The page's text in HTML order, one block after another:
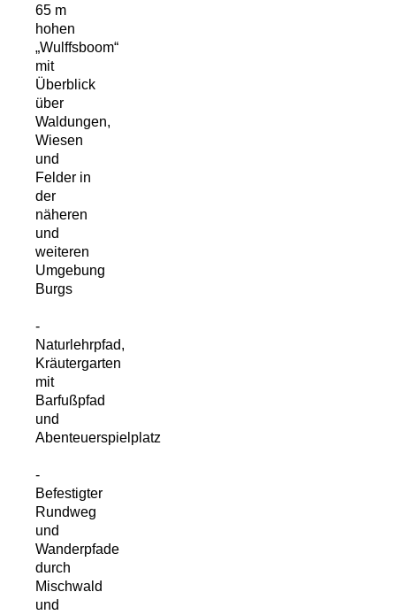
65 m
hohen
„Wulffsboom“
mit
Überblick
über
Waldungen,
Wiesen
und
Felder in
der
näheren
und
weiteren
Umgebung
Burgs
-
Naturlehrpfad,
Kräutergarten
mit
Barfußpfad
und
Abenteuerspielplatz
-
Befestigter
Rundweg
und
Wanderpfade
durch
Mischwald
und